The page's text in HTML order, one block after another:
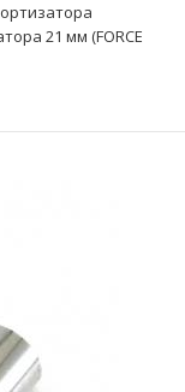
21 мм (FORCE